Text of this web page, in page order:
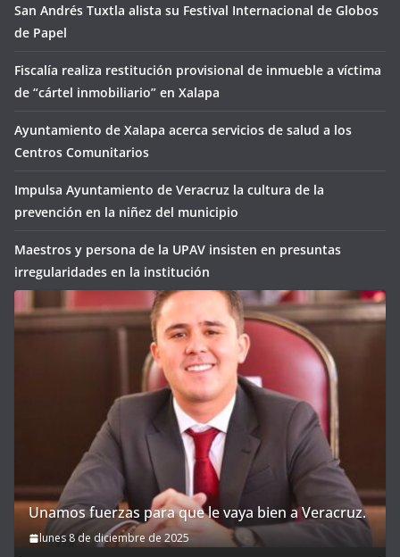
San Andrés Tuxtla alista su Festival Internacional de Globos
de Papel
Fiscalía realiza restitución provisional de inmueble a víctima
de “cártel inmobiliario” en Xalapa
Ayuntamiento de Xalapa acerca servicios de salud a los
Centros Comunitarios
Impulsa Ayuntamiento de Veracruz la cultura de la
prevención en la niñez del municipio
Maestros y persona de la UPAV insisten en presuntas
irregularidades en la institución
Unamos fuerzas para que le vaya bien a Veracruz.
lunes 8 de diciembre de 2025